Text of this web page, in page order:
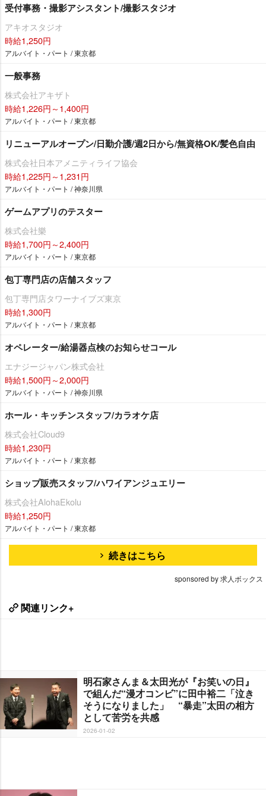
受付事務・撮影アシスタント/撮影スタジオ
アキオスタジオ
時給1,250円
アルバイト・パート / 東京都
一般事務
株式会社アキザト
時給1,226円～1,400円
アルバイト・パート / 東京都
リニューアルオープン/日勤介護/週2日から/無資格OK/髪色自由
株式会社日本アメニティライフ協会
時給1,225円～1,231円
アルバイト・パート / 神奈川県
ゲームアプリのテスター
株式会社樂
時給1,700円～2,400円
アルバイト・パート / 東京都
包丁専門店の店舗スタッフ
包丁専門店タワーナイブズ東京
時給1,300円
アルバイト・パート / 東京都
オペレーター/給湯器点検のお知らせコール
エナジージャパン株式会社
時給1,500円～2,000円
アルバイト・パート / 神奈川県
ホール・キッチンスタッフ/カラオケ店
株式会社Cloud9
時給1,230円
アルバイト・パート / 東京都
ショップ販売スタッフ/ハワイアンジュエリー
株式会社AlohaEkolu
時給1,250円
アルバイト・パート / 東京都
続きはこちら
sponsored by 求人ボックス
関連リンク+
明石家さんま＆太田光が『お笑いの日』
で組んだ“漫才コンビ”に田中裕二「泣き
そうになりました」 “暴走”太田の相方
として苦労を共感
2026-01-02